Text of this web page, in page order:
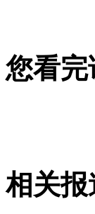
克利夫兰十
您看
相关报